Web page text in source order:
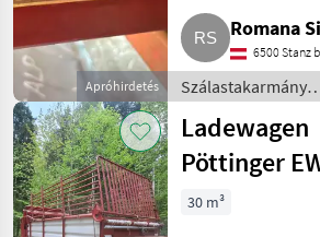
Apróhirdetés
Romana
6500 Stanz
Szálastakarmány
betakarítók /
Rendfelszedő
pótkocsi
Ladewagen
Pöttinger
EW 2
30 m³